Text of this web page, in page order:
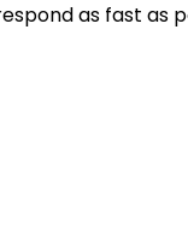
as fast as